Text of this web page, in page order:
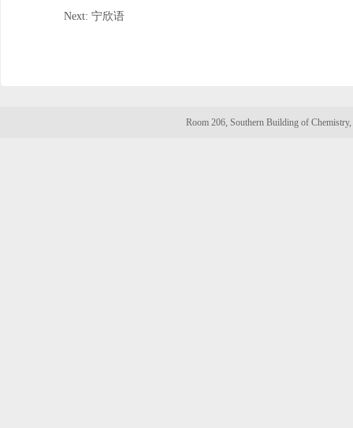
Next: 宁欣语
Room 206, Southern Building of